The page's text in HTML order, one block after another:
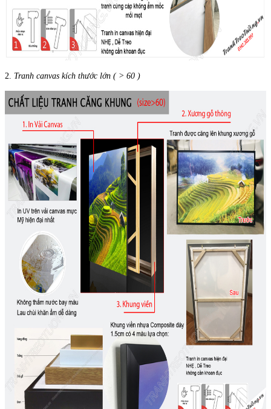
2. Tranh canvas kích thước lớn ( > 60 )